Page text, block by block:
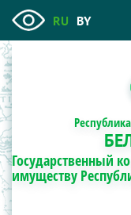
RU BY
Государственный
имуществу